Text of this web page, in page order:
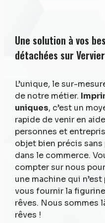
Une solution à vos
détachées sur
L’unique, le sur-
de notre métier.
uniques, c’est un
rapide de venir en
personnes et
objet bien précis
dans le commerce.
compter sur nous
une machine qui
vous fournir la
rêves. Nous sommes
rêves !